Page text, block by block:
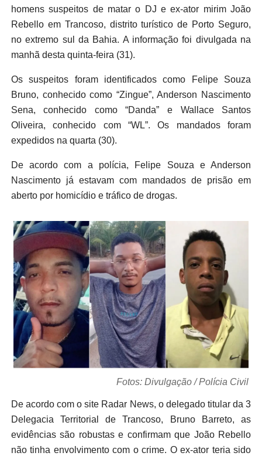
homens suspeitos de matar o DJ e ex-ator mirim João
Rebello em Trancoso, distrito turístico de Porto Seguro,
no extremo sul da Bahia. A informação foi divulgada na
manhã desta quinta-feira (31).
Os suspeitos foram identificados como Felipe Souza
Bruno, conhecido como “Zingue”, Anderson Nascimento
Sena, conhecido como “Danda” e Wallace Santos
Oliveira, conhecido com “WL”. Os mandados foram
expedidos na quarta (30).
De acordo com a polícia, Felipe Souza e Anderson
Nascimento já estavam com mandados de prisão em
aberto por homicídio e tráfico de drogas.
Fotos: Divulgação / Polícia Civil
De acordo com o site Radar News, o delegado titular da 3
Delegacia Territorial de Trancoso, Bruno Barreto, as
evidências são robustas e confirmam que João Rebello
não tinha envolvimento com o crime. O ex-ator teria sido